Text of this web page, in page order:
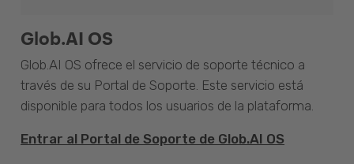
Glob.AI OS
Glob.AI OS ofrece el servicio de soporte técnico a
través de su Portal de Soporte. Este servicio está
disponible para todos los usuarios de la plataforma.
Entrar al Portal de Soporte de Glob.AI OS